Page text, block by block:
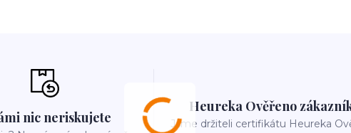
nic neriskujete
Heureka Ověřeno
Jsme držiteli certifikátu Heureka